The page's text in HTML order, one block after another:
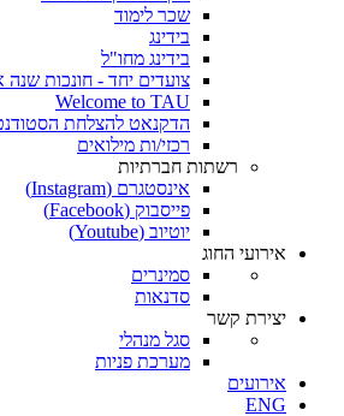
שכר לימוד
בידינג
בידינג מחו"ל
צועדים יחד - חונכות שנה
Welcome to TAU
הדקנאט להצלחת
רכזי/ות מילואים
רשתות חברתיות
אינסטגרם (Instagram)
פייסבוק (Facebook)
יוטיוב (Youtube)
אירועי החוג
סמינרים
סדנאות
יצירת קשר
סגל מנהלי
מערכת פניות
אירועים
ENG